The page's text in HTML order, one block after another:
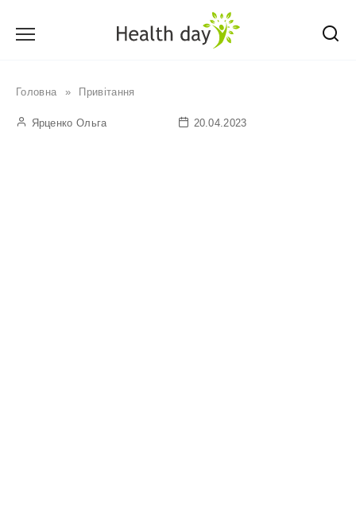
Головна » Привітання
Ярценко Ольга 20.04.2023